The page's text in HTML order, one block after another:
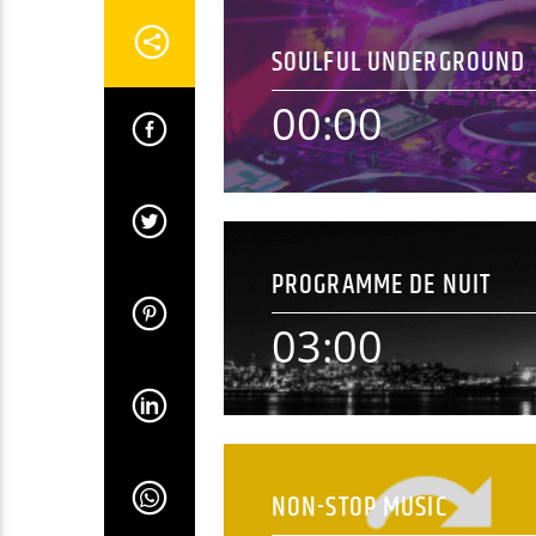
SOULFUL UNDERGROUND
00:00
00:00
[...]
En savoir plus
PROGRAMME DE NUIT
03:00
03:00
La nuit c'est le meilleur de la Pop &
NON-STOP MUSIC